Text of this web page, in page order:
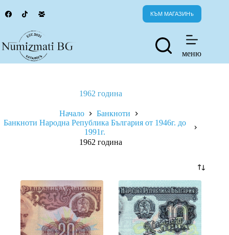
to
КЪМ МАГАЗИНъ
меню
1962 година
Начало
Банкноти
Банкноти Народна Република България от 1946г. до
1991г.
1962 година